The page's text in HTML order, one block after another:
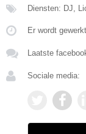
Diensten: DJ,
Er wordt
Laatste
Sociale media: